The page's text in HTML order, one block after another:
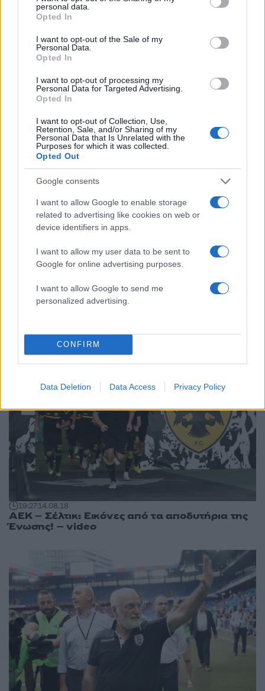
grant or deny consent to Google and its third-party tags to
use your data for below specified purposes in below Google
consent section.
personal data.
Opted In
I want to opt-out of the Sale of my
Personal Data.
Opted In
I want to opt-out of processing my
Personal Data for Targeted Advertising.
Opted In
I want to opt-out of Collection, Use,
Retention, Sale, and/or Sharing of my
Personal Data that Is Unrelated with the
Purposes for which it was collected.
Opted Out
Google consents
I want to allow Google to enable storage
related to advertising like cookies on web or
device identifiers in apps.
I want to allow my user data to be sent to
Google for online advertising purposes.
I want to allow Google to send me
personalized advertising.
CONFIRM
Data Deletion Data Access Privacy Policy
14.08.18
Champions League, AEK – Σέλτικ 2-1 ΤΕΛΙΚΟ:
Ένωση… αστεριών στο ΟΑΚΑ!
14.08.18
Champions League, Σπαρτάκ – ΠΑΟΚ 0-0
19:2714.08.18
ΑΕΚ – Σέλτικ: Εικόνες από τα αποδυτήρια της
Ένωσης! – video